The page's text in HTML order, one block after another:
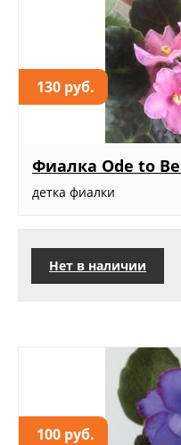
130 руб.
Фиалка Ode to
детка фиалки
Нет в наличии
100 руб.